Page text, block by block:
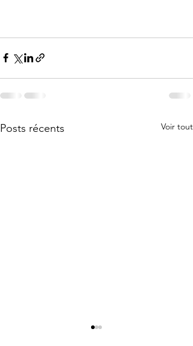
Posts récents Voir tout